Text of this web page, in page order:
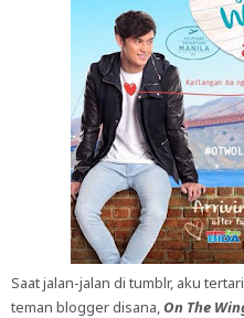
Saat jalan-jalan di tumblr, aku
teman blogger disana,On The